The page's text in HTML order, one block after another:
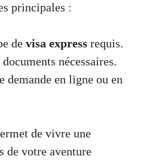
principales :
de visa express requis.
nécessaires.
demande en ligne ou en
de vivre une
de votre aventure